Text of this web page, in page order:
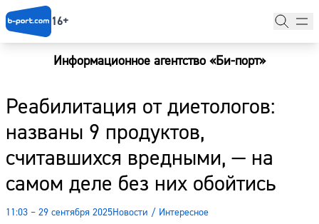
16+
Информационное агентство «Би-порт»
Реабилитация от диетологов:
названы 9 продуктов,
считавшихся вредными, — на
самом деле без них обойтись
11:03 – 29 сентября 2025Новости / Интересное
Новости
Наши гости
Фоторепортажи
Погода